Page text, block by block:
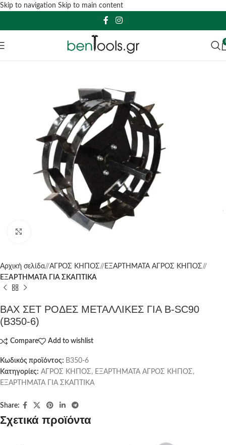
Skip to navigation Skip to main content
Αρχική σελίδα/ ΑΓΡΟΣ ΚΗΠΟΣ/ ΕΞΑΡΤΗΜΑΤΑ ΑΓΡΟΣ ΚΗΠΟΣ/
ΕΞΑΡΤΗΜΑΤΑ ΓΙΑ ΣΚΑΠΤΙΚΑ
ΒΑΧ ΣΕΤ ΡΟΔΕΣ ΜΕΤΑΛΛΙΚΕΣ ΓΙΑ B-SC90
(B350-6)
Compare Add to wishlist
Κωδικός προϊόντος: B350-6
Κατηγορίες: ΑΓΡΟΣ ΚΗΠΟΣ, ΕΞΑΡΤΗΜΑΤΑ ΑΓΡΟΣ ΚΗΠΟΣ,
ΕΞΑΡΤΗΜΑΤΑ ΓΙΑ ΣΚΑΠΤΙΚΑ
Share:
Σχετικά προϊόντα